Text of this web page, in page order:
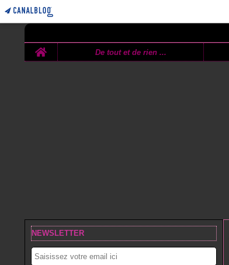
Home
De tout et de rien ...
NEWSLETTER